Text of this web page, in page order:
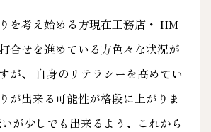
を考え始める方現在工務店・ HM
合せを進めている方色々な状況が
が、 自身のリテラシーを高めてい
が出来る可能性が格段に上がりま
が少しでも出来るよう、これから